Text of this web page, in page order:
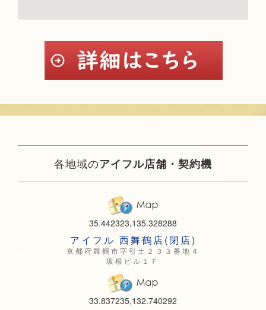
各地域のアイフル店舗・契約機
35.442323,135.328288
アイフル 西舞鶴店(閉店)
京都府舞鶴市字引土２３３番地４
坂根ビル１Ｆ
33.837235,132.740292